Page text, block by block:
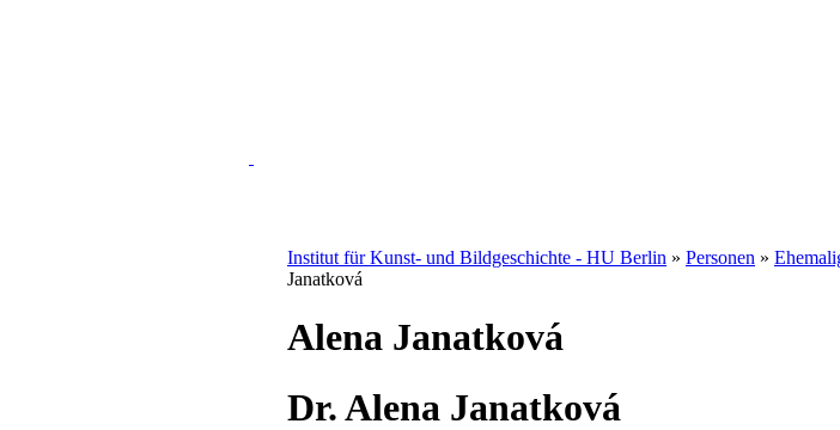
Institut für Kunst- und Bildgeschichte - HU Berlin » Personen »
Janatková
Alena Janatková
Dr. Alena Janatková